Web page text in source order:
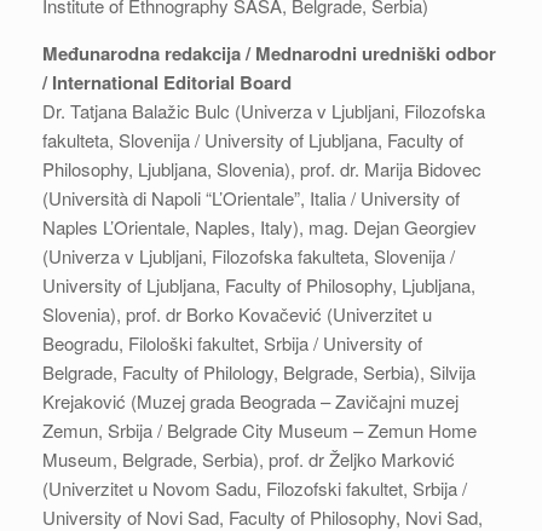
Institute of Ethnography SASA, Belgrade, Serbia)
Međunarodna redakcija / Mednarodni uredniški odbor
/ International Editorial Board
Dr. Tatjana Balažic Bulc (Univerza v Ljubljani, Filozofska
fakulteta, Slovenija / University of Ljubljana, Faculty of
Philosophy, Ljubljana, Slovenia), prof. dr. Marija Bidovec
(Università di Napoli “L’Orientale”, Italia / University of
Naples L’Orientale, Naples, Italy), mag. Dejan Georgiev
(Univerza v Ljubljani, Filozofska fakulteta, Slovenija /
University of Ljubljana, Faculty of Philosophy, Ljubljana,
Slovenia), prof. dr Borko Kovačević (Univerzitet u
Beogradu, Filološki fakultet, Srbija / University of
Belgrade, Faculty of Philology, Belgrade, Serbia), Silvija
Krejaković (Muzej grada Beograda – Zavičajni muzej
Zemun, Srbija / Belgrade City Museum – Zemun Home
Museum, Belgrade, Serbia), prof. dr Željko Marković
(Univerzitet u Novom Sadu, Filozofski fakultet, Srbija /
University of Novi Sad, Faculty of Philosophy, Novi Sad,